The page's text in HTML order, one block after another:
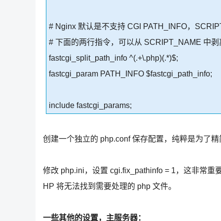
# Nginx 默认是不支持 CGI PATH_INFO，
# 下面的两行指令，可以从 SCRIPT_NAME 中
fastcgi_split_path_info ^(.+\.php)(.*)$;
fastcgi_param PATH_INFO $fastcgi_path_info;
include fastcgi_params;
创建一个独立的 php.conf 保存配置，纯粹是为了
修改 php.ini，设置 cgi.fix_pathinfo = 1，这非常
HP 将无法找到需要处理的 php 文件。
一些其他的设置，主服务器：